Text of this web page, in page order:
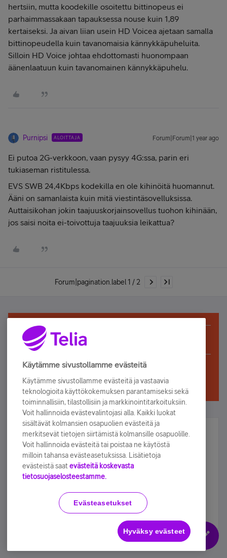
hertsiin, mutta koodekille osoitettu bittinopeus ei
parhaimmassakaan tapauksessa nouse kuin 1,89
kertaiseksi. Ja aivan liian usein HD Voicea ajetaan samalla
bittinopeudella kuin tavanomaisia kännykkäpuheluita.
Silloin HD Voice johtaa ehdottomasti huonompaan
äänenlaatuun kuin tavanomainen kännykkäpuhelu.
Purnipsi ALOITTAJA Forum|Forum|1 year ago
Ei putoa 2G-verkkoon, vaan pysyy 4G:ssa, parin eri
tukiaseman ristitulessa.
EVS SWB 24,4Kbps kodekilla en ole kihinöitä huomannut.
Ääni on samanlaista kuin mitä viestintäsovelluksissa.
Auttaisikohan jokin taajuuskorjainsovellus tuohon kihinään,
jos saisi noita ei-toivottuja taajuuksia leikattua?
Forum|pagination.label 1 / 2
Telia Yhteisö on Vain luku -moodissa, kunnes
sulkeutuu kokonaan lokakuussa
Älä jää paitsi – osallistu ja voita!
Tilaa Telian uutiskirje ja olet mukana arvonnassa.
Samalla saat parhaat asiakasedut suoraan
sähköpostiisi.
Käytämme sivustollamme evästeitä
Käytämme sivustollamme evästeitä ja vastaavia
teknologioita käyttökokemuksen parantamiseksi sekä
toiminnallisiin, tilastollisiin ja markkinointitarkoituksiin.
Voit hallinnoida evästevalintojasi alla. Kaikki luokat
sisältävät kolmansien osapuolien evästeitä ja
merkitsevät tietojen siirtämistä kolmansille osapuolille.
Voit hallinnoida evästeitä tai poistaa ne käytöstä
milloin tahansa evästeasetuksissa. Lisätietoja
evästeistä saat evästeitä koskevasta
tietosuojaselosteestamme.
Evästeasetukset
Hyväksy evästeet